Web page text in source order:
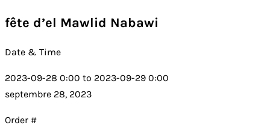
fête d’el Mawlid Nabawi
Date & Time
2023-09-28 0:00 to 2023-09-29 0:00
septembre 28, 2023
Order #